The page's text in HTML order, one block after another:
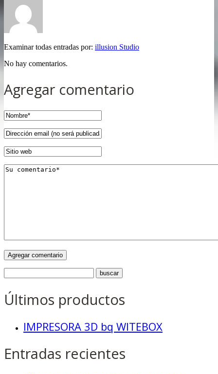
Examinar todas entradas por: illusion Studio
No hay comentarios.
Agregar comentario
Últimos productos
IMPRESORA 3D bq WITEBOX
Entradas recientes